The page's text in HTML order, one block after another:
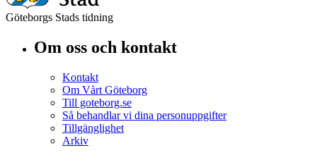
Göteborgs Stads tidning
Om oss och kontakt
Kontakt
Om Vårt Göteborg
Till goteborg.se
Så behandlar vi dina personuppgifter
Tillgänglighet
Arkiv